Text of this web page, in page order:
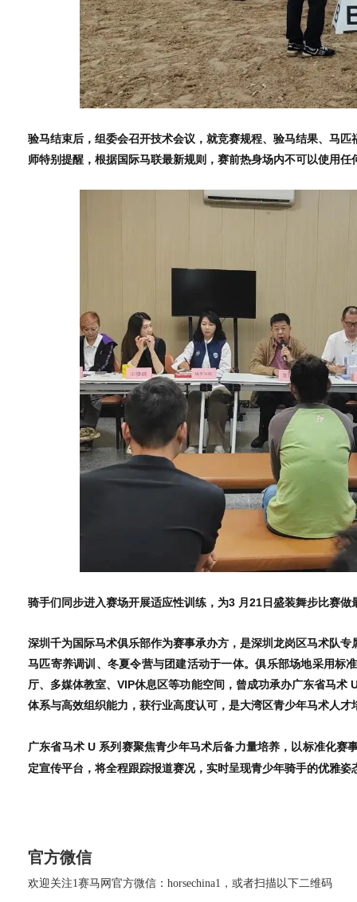
验马结束后，组委会召开技术会议，就竞赛规程、验马结果、马
师特别提醒，根据国际马联最新规则，赛前热身场内不可以使用任
骑手们同步进入赛场开展适应性训练，为3 月21日盛装舞步比赛做
深圳千为国际马术俱乐部作为赛事承办方，是深圳龙岗区马术队
马匹寄养调训、冬夏令营与团建活动于一体。俱乐部场地采用标
厅、多媒体教室、VIP休息区等功能空间，曾成功承办广东省马术
体系与高效组织能力，获行业高度认可，是大湾区青少年马术人才
广东省马术 U 系列赛聚焦青少年马术后备力量培养，以标准化
定宣传平台，将全程跟踪报道赛况，实时呈现青少年骑手的优雅
官方微信
欢迎关注1赛马网官方微信：horsechina1，或者扫描以下二维码